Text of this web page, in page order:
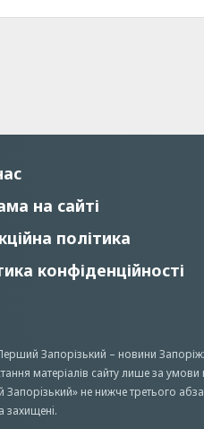
на сайті
політика
конфіденційності
Запорізький – новини
матеріалів сайту лише за
не нижче третього
захищенi.